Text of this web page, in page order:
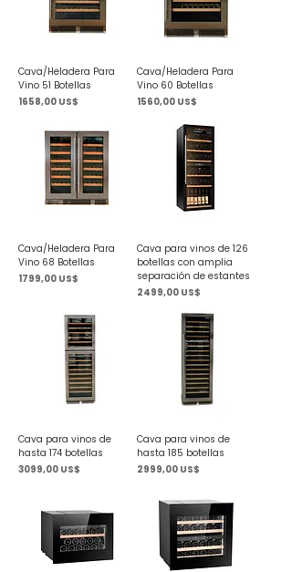
Cava/Heladera Para
Vino 51 Botellas
Precio
1658,00 US$
Cava/Heladera Para
Vino 60 Botellas
Precio
1560,00 US$
Cava/Heladera Para
Vino 68 Botellas
Precio
1799,00 US$
Cava para vinos de 126
botellas con amplia
separación de estantes
Precio
2499,00 US$
Cava para vinos de
hasta 174 botellas
Precio
3099,00 US$
Cava para vinos de
hasta 185 botellas
Precio
2999,00 US$